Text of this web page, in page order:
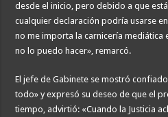
desde el inicio, pero debido a que
cualquier declaración podría usarse
no me importa la carnicería mediática
no lo puedo hacer», remarcó.
El jefe de Gabinete se mostró
todo» y expresó su deseo de que el
tiempo, advirtió: «Cuando la Justicia